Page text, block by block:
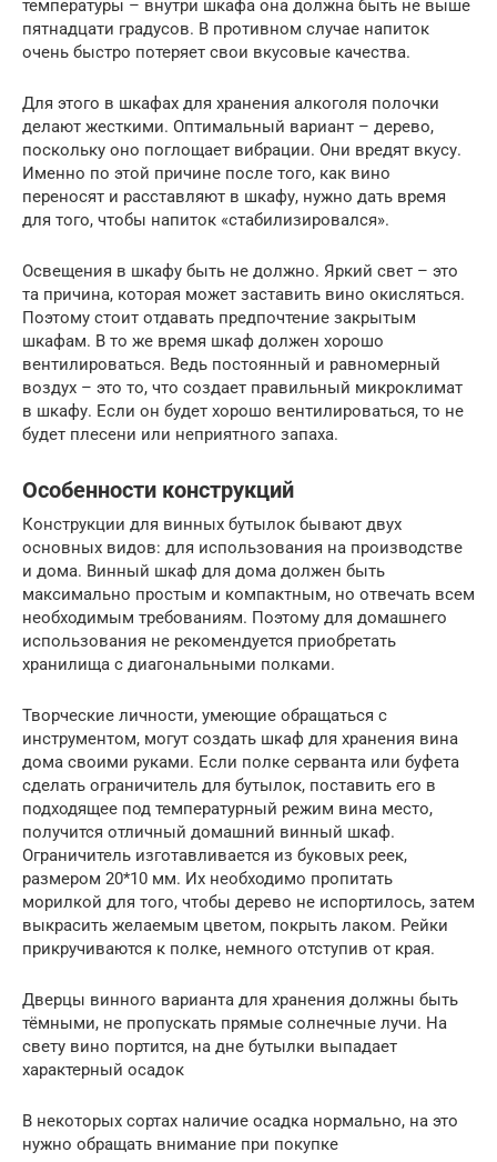
температуры – внутри шкафа она должна быть не выше
пятнадцати градусов. В противном случае напиток
очень быстро потеряет свои вкусовые качества.
Для этого в шкафах для хранения алкоголя полочки
делают жесткими. Оптимальный вариант – дерево,
поскольку оно поглощает вибрации. Они вредят вкусу.
Именно по этой причине после того, как вино
переносят и расставляют в шкафу, нужно дать время
для того, чтобы напиток «стабилизировался».
Освещения в шкафу быть не должно. Яркий свет – это
та причина, которая может заставить вино окисляться.
Поэтому стоит отдавать предпочтение закрытым
шкафам. В то же время шкаф должен хорошо
вентилироваться. Ведь постоянный и равномерный
воздух – это то, что создает правильный микроклимат
в шкафу. Если он будет хорошо вентилироваться, то не
будет плесени или неприятного запаха.
Особенности конструкций
Конструкции для винных бутылок бывают двух
основных видов: для использования на производстве
и дома. Винный шкаф для дома должен быть
максимально простым и компактным, но отвечать всем
необходимым требованиям. Поэтому для домашнего
использования не рекомендуется приобретать
хранилища с диагональными полками.
Творческие личности, умеющие обращаться с
инструментом, могут создать шкаф для хранения вина
дома своими руками. Если полке серванта или буфета
сделать ограничитель для бутылок, поставить его в
подходящее под температурный режим вина место,
получится отличный домашний винный шкаф.
Ограничитель изготавливается из буковых реек,
размером 20*10 мм. Их необходимо пропитать
морилкой для того, чтобы дерево не испортилось, затем
выкрасить желаемым цветом, покрыть лаком. Рейки
прикручиваются к полке, немного отступив от края.
Дверцы винного варианта для хранения должны быть
тёмными, не пропускать прямые солнечные лучи. На
свету вино портится, на дне бутылки выпадает
характерный осадок
В некоторых сортах наличие осадка нормально, на это
нужно обращать внимание при покупке